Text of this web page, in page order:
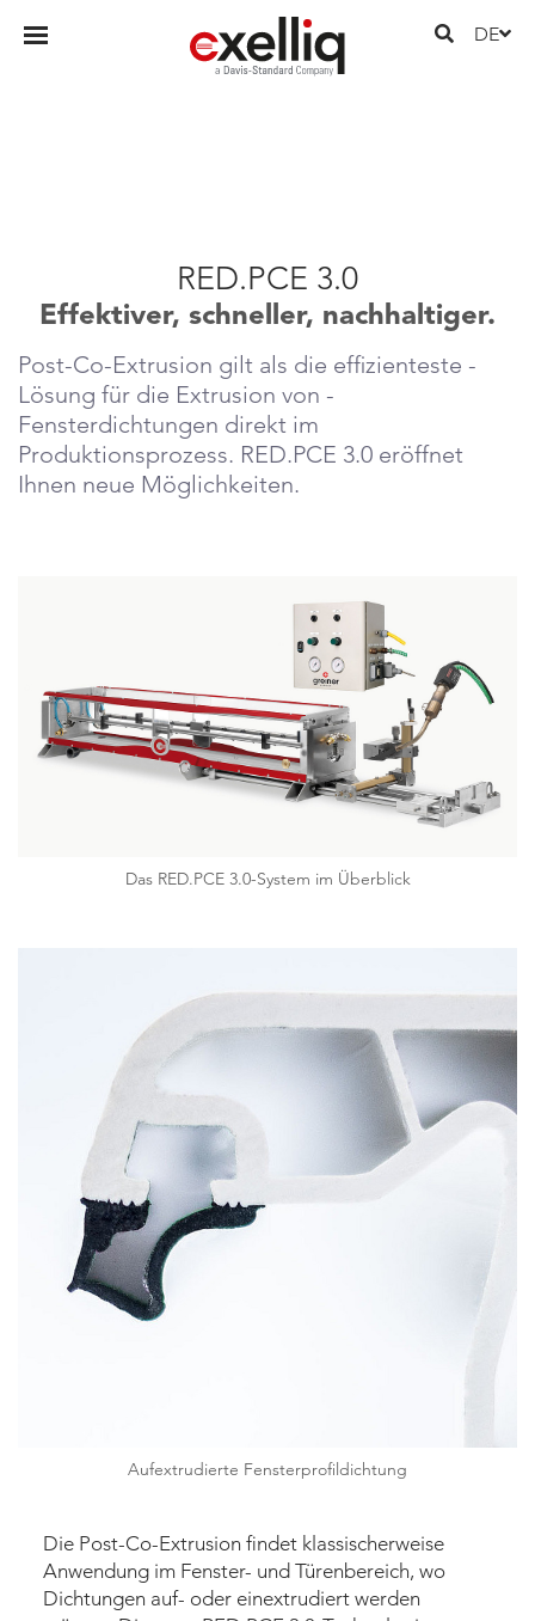
DE
RED.PCE 3.0
Effektiver, schneller, nachhaltiger.
Post-Co-Extrusion gilt als die ­effizienteste ­
Lösung für die ­Extrusion von ­
Fensterdichtungen direkt im
Produktionsprozess. ­RED.­PCE 3.0 ­eröffnet
Ihnen neue Möglichkeiten.
Das RED.PCE 3.0-System im Überblick
Aufextrudierte Fensterprofildichtung
Die Post-Co-Extrusion findet klassischerweise
Anwendung im Fenster- und Türenbereich, wo
Dichtungen auf- oder einextrudiert werden